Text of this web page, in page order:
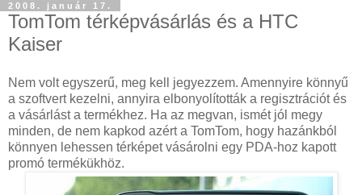
2008. január 17.
TomTom térképvásárlás és a HTC
Kaiser
Nem volt egyszerű, meg kell jegyezzem. Amennyire könnyű
a szoftvert kezelni, annyira elbonyolították a regisztrációt és
a vásárlást a termékhez. Ha az megvan, ismét jól megy
minden, de nem kapkod azért a TomTom, hogy hazánkból
könnyen lehessen térképet vásárolni egy PDA-hoz kapott
promó termékükhöz.